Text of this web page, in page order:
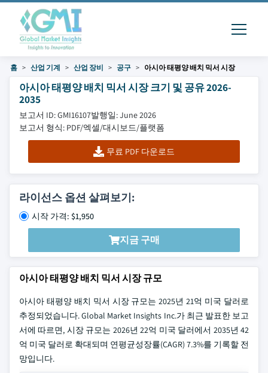
홈 산업 기계 산업 장비 공구 아시아 태평양 배치 믹서 시장
아시아 태평양 배치 믹서 시장 크기 및 공유 2026-
2035
보고서 ID: GMI16107발행일: June 2026
보고서 형식: PDF/엑셀/대시보드/플랫폼
무료 PDF 다운로드
라이선스 옵션 살펴보기:
시작 가격: $1,950
지금 구매
아시아 태평양 배치 믹서 시장 규모
아시아 태평양 배치 믹서 시장 규모는 2025년 21억 미국 달러로
추정되었습니다. Global Market Insights Inc.가 최근 발표한 보고
서에 따르면, 시장 규모는 2026년 22억 미국 달러에서 2035년 42
억 미국 달러로 확대되며 연평균성장률(CAGR) 7.3%를 기록할 전
망입니다.